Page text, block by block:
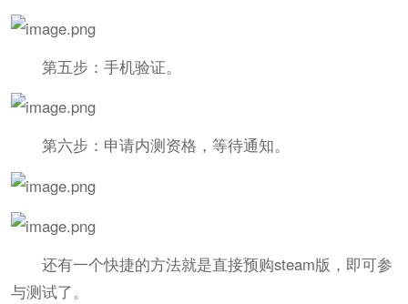
第五步：手机验证。
第六步：申请内测资格，等待通知。
还有一个快捷的方法就是直接预购steam版，即可参
与测试了。